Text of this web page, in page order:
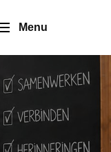
Menu